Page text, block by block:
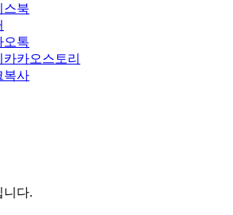
스북
오톡
카카오스토리
복사
니다.